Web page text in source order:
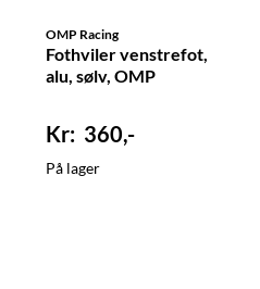
OMP Racing
Fothviler venstrefot,
alu, sølv, OMP
360,-
På lager